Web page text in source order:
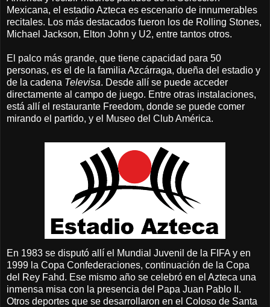
Mexicana, el estadio Azteca es escenario de innumerables
recitales. Los más destacados fueron los de Rolling Stones,
Michael Jackson, Elton John y U2, entre tantos otros.
El palco más grande, que tiene capacidad para 50
personas, es el de la familia Azcárraga, dueña del estadio y
de la cadena Televisa. Desde allí se puede acceder
directamente al campo de juego. Entre otras instalaciones,
está allí el restaurante Freedom, donde se puede comer
mirando el partido, y el Museo del Club América.
En 1983 se disputó allí el Mundial Juvenil de la FIFA y en
1999 la Copa Confederaciones, continuación de la Copa
del Rey Fahd. Ese mismo año se celebró en el Azteca una
inmensa misa con la presencia del Papa Juan Pablo II.
Otros deportes que se desarrollaron en el Coloso de Santa